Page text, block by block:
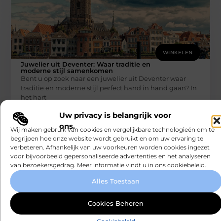
Uw privacy is belangrijk voor
ons.
Wij maken gebruik van cookies en vergelijkbare technologieën om te
begrijpen hoe onze website wordt gebruikt en om uw ervaring te
verbeteren. Afhankelijk van uw voorkeuren worden cookies ingezet
voor bijvoorbeeld gepersonaliseerde advertenties en het analyseren
van bezoekersgedrag. Meer informatie vindt u in ons cookiebeleid.
Alles Toestaan
Cookies Beheren
WINKELEN
Juwelier uit Deventer: Waar traditie en
moderne stijl samenkomen
Bent u op zoek naar een juwelier uit Deventer waar
traditie en moderne stijl perfect hand in hand gaan? In
het hart
voor de Beste Kwaliteit